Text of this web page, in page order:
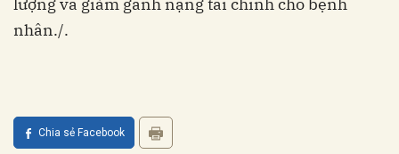
Chia sẻ Facebook